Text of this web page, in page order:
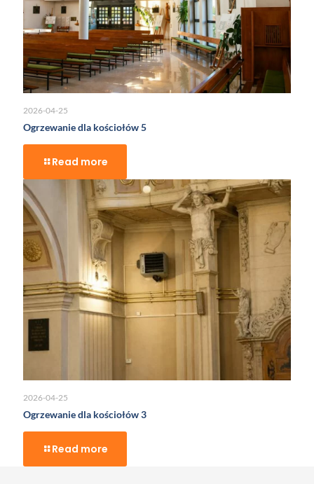
2026-04-25
Ogrzewanie dla kościołów 5
Read more
2026-04-25
Ogrzewanie dla kościołów 3
Read more